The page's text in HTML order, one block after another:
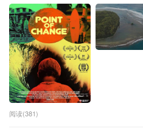
阅读(381)